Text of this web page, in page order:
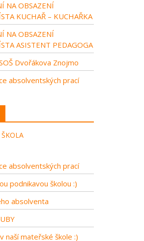
NA OBSAZENÍ
KUCHAŘ – KUCHAŘKA
NA OBSAZENÍ
ASISTENT PEDAGOGA
Dvořákova Znojmo
absolventských prací
absolventských prací
podnikavou školou :)
absolventa
naší mateřské škole :)